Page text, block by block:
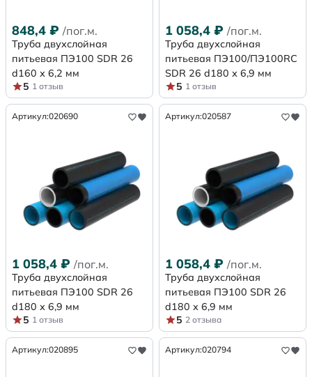
848,4 ₽ /пог.м.
Труба двухслойная
питьевая ПЭ100 SDR 26
d160 х 6,2 мм
5 1 отзыв
1 058,4 ₽ /пог.м.
Труба двухслойная
питьевая ПЭ100/ПЭ100RC
SDR 26 d180 х 6,9 мм
5 1 отзыв
Артикул:020690
1 058,4 ₽ /пог.м.
Труба двухслойная
питьевая ПЭ100 SDR 26
d180 х 6,9 мм
5 1 отзыв
Артикул:020587
1 058,4 ₽ /пог.м.
Труба двухслойная
питьевая ПЭ100 SDR 26
d180 х 6,9 мм
5 2 отзыва
Артикул:020895 Артикул:020794